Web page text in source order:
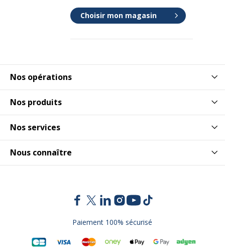
Nos opérations
Nos produits
Nos services
Nous connaître
Choisir mon magasin
Paiement 100% sécurisé